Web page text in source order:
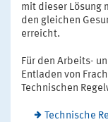
mit dieser Lösung
den gleichen
erreicht.
Für den Arbeits-
Entladen von
Technischen
Technische